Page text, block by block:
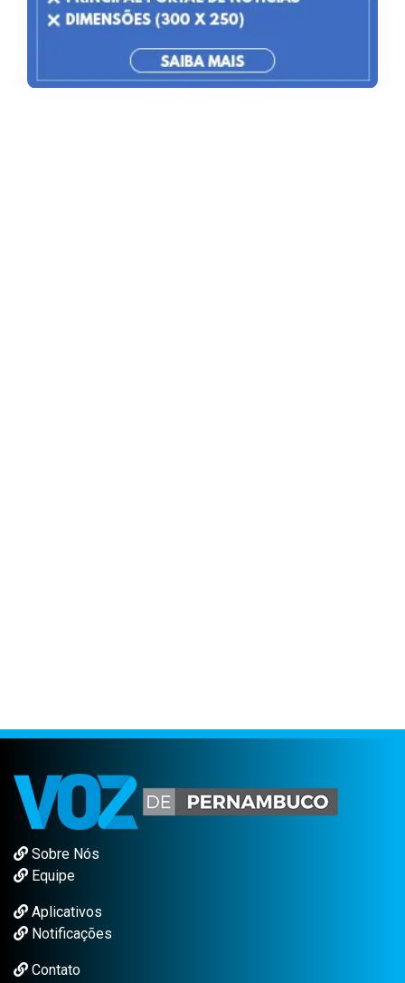
Sobre Nós
Equipe
Aplicativos
Notificações
Contato